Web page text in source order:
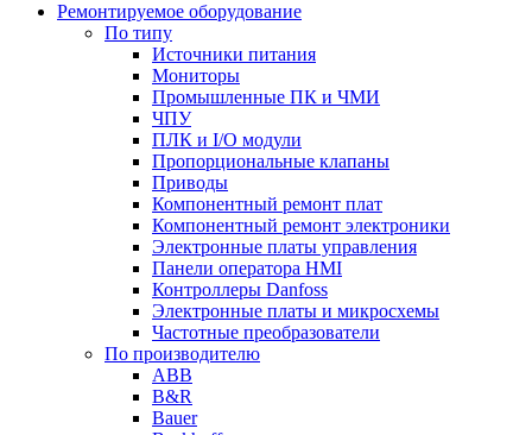
Ремонтируемое оборудование
По типу
Источники питания
Мониторы
Промышленные ПК и ЧМИ
ЧПУ
ПЛК и I/O модули
Пропорциональные клапаны
Приводы
Компонентный ремонт плат
Компонентный ремонт электроники
Электронные платы управления
Панели оператора HMI
Контроллеры Danfoss
Электронные платы и микросхемы
Частотные преобразователи
По производителю
ABB
B&R
Bauer